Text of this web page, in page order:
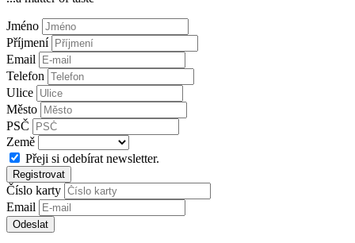
Jméno
Příjmení
Email
Telefon
Ulice
Město
PSČ
Země
Přeji si odebírat newsletter.
Registrovat
Číslo karty
Email
Odeslat